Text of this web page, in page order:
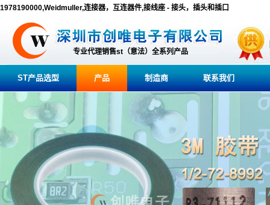
1978190000,Weidmuller,连接器，互连器件,接线座 - 接头，插头和插口
专业代理销售st（意法）全系列产品
ST产品选型 产品 制造商 联系我们